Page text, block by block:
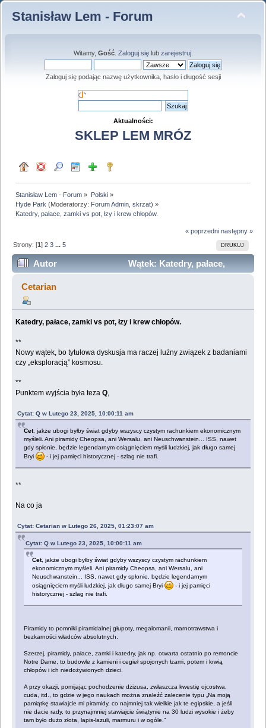
Stanisław Lem - Forum
Witamy, Gość. Zaloguj sięlub zarejestruj.
Zaloguj się podając nazwę użytkownika, hasło i długość sesji
Aktualności:
SKLEP LEM MRÓZ
Stanisław Lem - Forum » Polski»
Hyde Park (Moderatorzy: Forum Admin ,skrzat) »
Katedry, pałace, zamki vs pot, łzy i krew chłopów.
« poprzedni następny »
DRUKUJ
Strony: [1]2 3 ...5
Autor
Wątek: Katedry, pałace,
zamki vs pot, łzy i krew chłopów. (Przeczytany 147654
razy)
Cetarian
Katedry, pałace, zamki vs pot, łzy i krew chłopów.
**
Nowy wątek, bo tytułowa dyskusja ma raczej luźny związek z badaniami
czy „eksploracją” kosmosu.
**
Punktem wyjścia była tezaQ,
Cytat: Q w Lutego 23, 2025, 10:00:11 am
Cet, jakże ubogi byłby świat gdyby wszyscy czystym rachunkiem ekonomicznym
myśleli. Ani piramidy Cheopsa, ani Wersalu, ani Neuschwanstein... ISS, nawet
gdy spłonie, będzie legendarnym osiągnięciem myśli ludzkiej, jak długo samej
Bryi
- i jej pamięci historycznej - szlag nie trafi.
**
Na co ja
Cytat: Cetarian w Lutego 26, 2025, 01:23:07 am
Cytat: Q w Lutego 23, 2025, 10:00:11 am
Cet, jakże ubogi byłby świat gdyby wszyscy czystym rachunkiem
ekonomicznym myśleli. Ani piramidy Cheopsa, ani Wersalu, ani
Neuschwanstein... ISS, nawet gdy spłonie, będzie legendarnym
osiągnięciem myśli ludzkiej, jak długo samej Bryi
- i jej pamięci
historycznej - szlag nie trafi.
Piramidy to pomniki piramidalnej głupoty, megalomanii, marnotrawstwa i
bezkarności władców absolutnych.
Szerzej, piramidy, pałace, zamki i katedry, jak np. otwarta ostatnio po remoncie
Notre Dame, to budowle z kamieni i cegieł spojonych łzami, potem i krwią
chłopów i ich niedożywionych dzieci.
A przy okazji, pomijając pochodzenie dżizusa, zwłaszcza kwestię ojcostwa,
cuda, itd., to gdzie w jego naukach można znaleźć zalecenie typu „Na moją
pamiątkę stawiajcie mi piramidy, co najmniej tak wielkie jak te egipskie, a jeśli
nie dacie rady, to przynajmniej stawiajcie świątynie na 30 ludzi wysokie i żeby
tam było dużo złota, lapis-lazuli, marmuru i w ogóle.”